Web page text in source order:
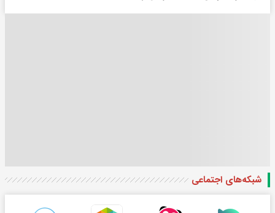
شبکه‌های اجتماعی